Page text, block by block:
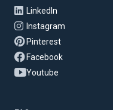
LinkedIn
Instagram
Pinterest
Facebook
Youtube